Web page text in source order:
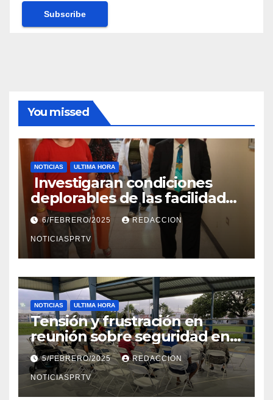
You missed
NOTICIAS ULTIMA HORA
Investigaran condiciones
deplorables de las facilidades
el Departamento de la Salud
en Mayagüez
6/FEBRERO/2025 REDACCION
NOTICIASPRTV
NOTICIAS ULTIMA HORA
Tensión y frustración en
reunión sobre seguridad en
Reparto Metropolitano
5/FEBRERO/2025 REDACCION
NOTICIASPRTV